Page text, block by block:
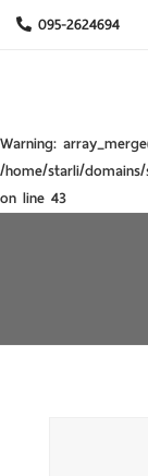
095-2624694
Warning:
/home/starli/
on line 43